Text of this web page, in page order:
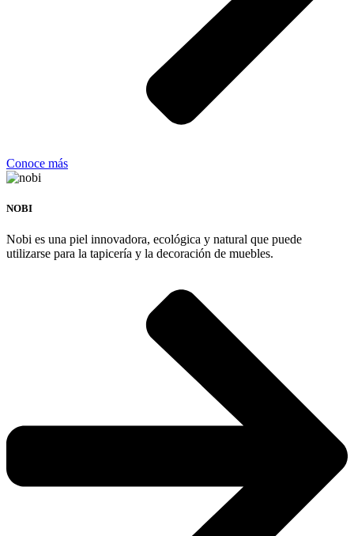
Conoce más
NOBI
Nobi es una piel innovadora, ecológica y natural que puede
utilizarse para la tapicería y la decoración de muebles.